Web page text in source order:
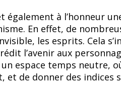
également à l’honneur
En effet, de
les esprits. Cela
l’avenir aux
espace temps neutre,
et de donner des indices